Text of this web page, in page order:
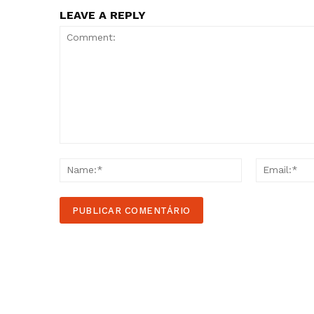
LEAVE A REPLY
Name:*